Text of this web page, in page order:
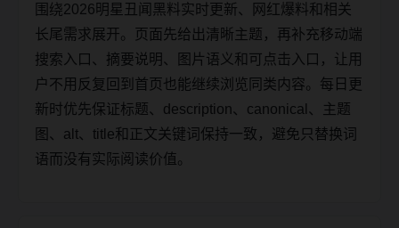
围绕2026明星丑闻黑料实时更新、网红爆料和相关
长尾需求展开。页面先给出清晰主题，再补充移动端
搜索入口、摘要说明、图片语义和可点击入口，让用
户不用反复回到首页也能继续浏览同类内容。每日更
新时优先保证标题、description、canonical、主题
图、alt、title和正文关键词保持一致，避免只替换词
语而没有实际阅读价值。